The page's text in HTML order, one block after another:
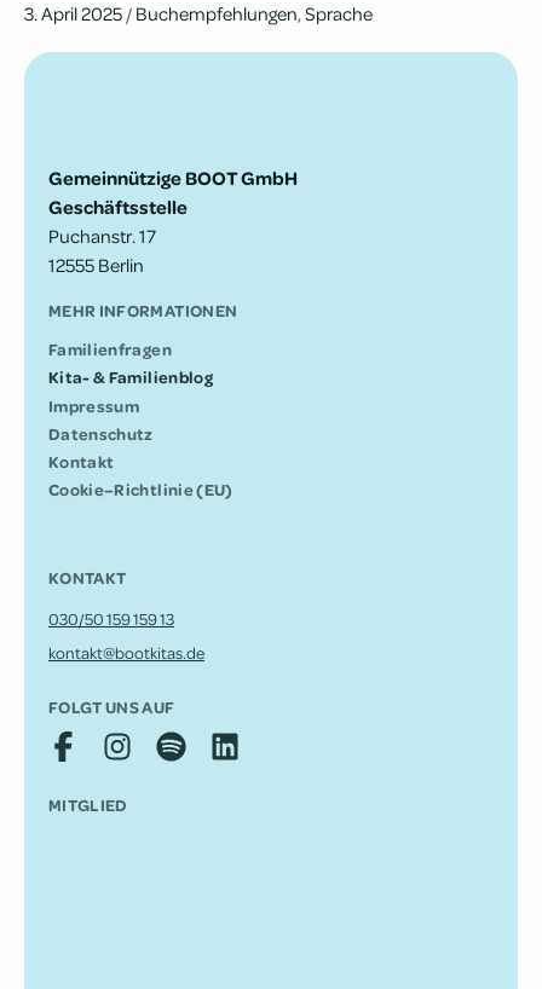
3. April 2025 / Buchempfehlungen,Sprache
Gemeinnützige BOOT GmbH
Geschäftsstelle
Puchanstr. 17
12555 Berlin
MEHR INFORMATIONEN
Fami­li­en­fra­gen
Kita- & Familienblog
Impres­sum
Daten­schutz
Kontakt
Cookie–Richtlinie (EU)
KONTAKT
030/50 159 159 13
kontakt@bootkitas.de
FOLGT UNS AUF
MITGLIED